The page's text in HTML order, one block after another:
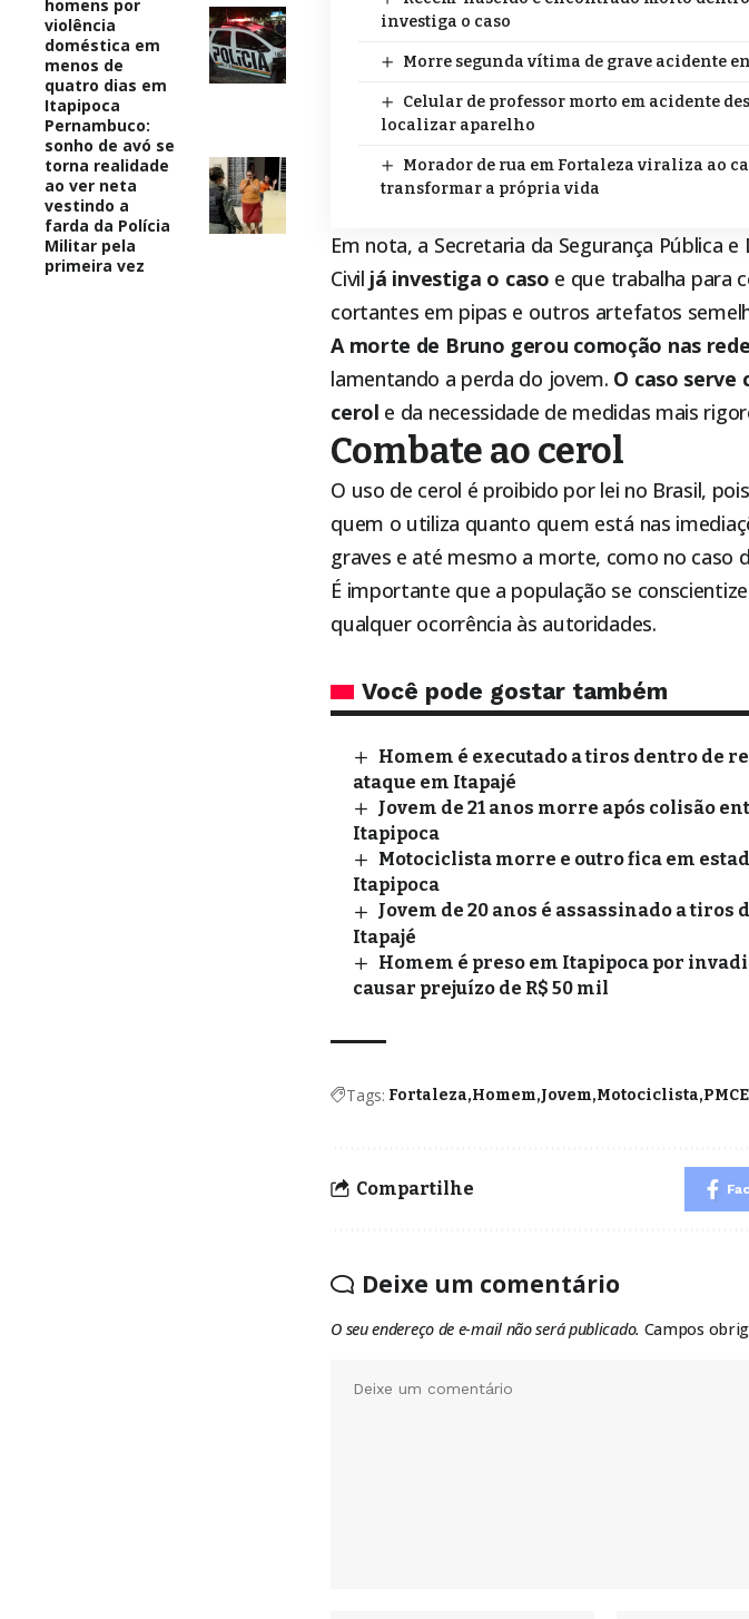
homens por
violência
doméstica em
menos de
quatro dias em
Itapipoca
Pernambuco:
sonho de avó se
torna realidade
ao ver neta
vestindo a
farda da Polícia
Militar pela
primeira vez
investiga o caso
Morre segunda vítima de grave acidente
Celular de professor morto em acidente
localizar aparelho
Morador de rua em Fortaleza viraliza ao
transformar a própria vida
Em nota, a Secretaria da Segurança Pública
Civil já investiga o caso e que trabalha para
cortantes em pipas e outros artefatos
A morte de Bruno gerou comoção nas
lamentando a perda do jovem. O caso
cerol e da necessidade de medidas mais
Combate ao cerol
O uso de cerol é proibido por lei no Brasil,
quem o utiliza quanto quem está nas
graves e até mesmo a morte, como no caso
É importante que a população se
qualquer ocorrência às autoridades.
Você pode gostar também
Homem é executado a tiros dentro de
ataque em Itapajé
Jovem de 21 anos morre após colisão
Itapipoca
Motociclista morre e outro fica em
Itapipoca
Jovem de 20 anos é assassinado a
Itapajé
Homem é preso em Itapipoca por
causar prejuízo de R$ 50 mil
Tags: Fortaleza Homem Jovem Motociclista PMCE
Compartilhe
Deixe um comentário
O seu endereço de e-mail não será publicado. Campos